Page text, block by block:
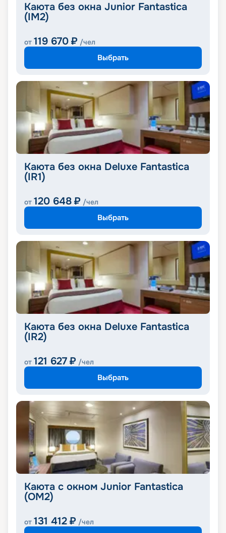
Каюта без окна Junior Fantastica
(IM2)
от 119 670 ₽ /чел
Выбрать
Каюта без окна Deluxe Fantastica
(IR1)
от 120 648 ₽ /чел
Выбрать
Каюта без окна Deluxe Fantastica
(IR2)
от 121 627 ₽ /чел
Выбрать
Каюта с окном Junior Fantastica
(OM2)
от 131 412 ₽ /чел